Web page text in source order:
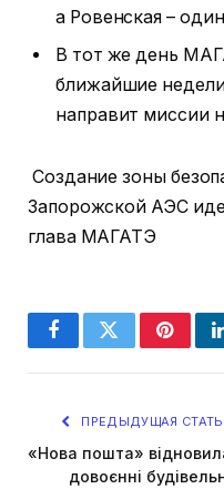
а Ровенская –
В тот же день
ближайшие
направит миссии
Создание зоны
Запорожской АЭС
глава МАГАТЭ
FacebookTwitter
ПРЕДЫДУЩАЯ
«Нова пошта»
довоєнні